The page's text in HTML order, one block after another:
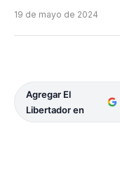
19 de mayo de 2024
Agregar El
Libertador en